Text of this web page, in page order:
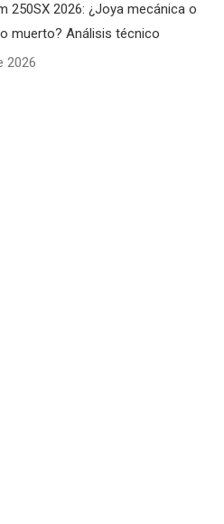
250SX 2026: ¿Joya mecánica o
muerto? Análisis técnico
2026